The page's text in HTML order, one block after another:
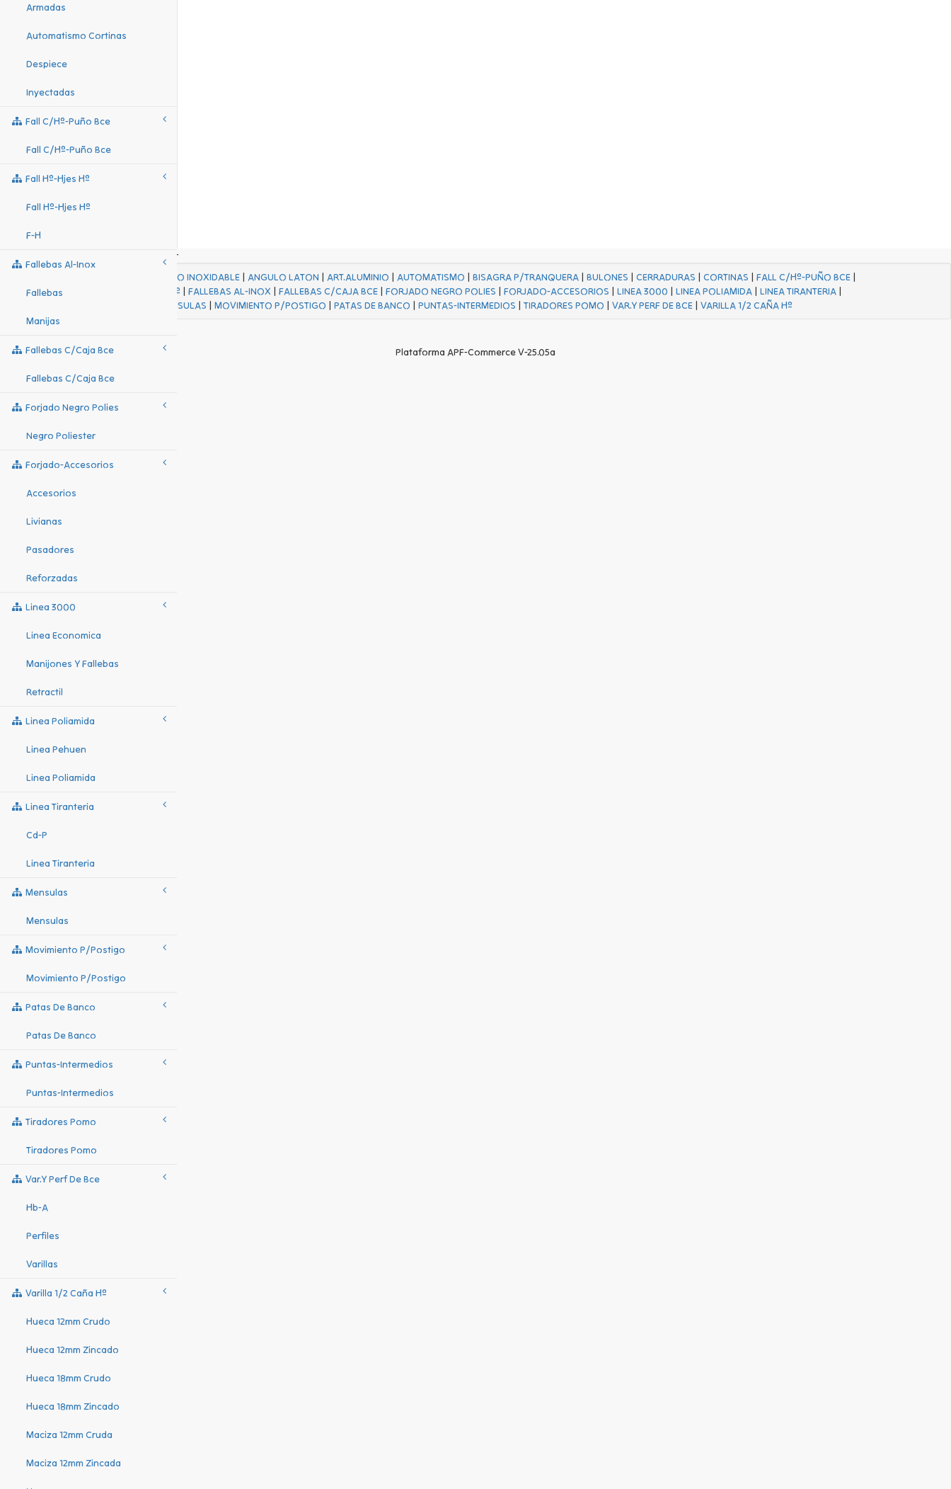
Armadas
Automatismo Cortinas
Despiece
Inyectadas
Fall C/hº-Puño Bce
Fall C/hº-Puño Bce
Fall Hº-Hjes Hº
Fall Hº-Hjes Hº
F-H
Fallebas Al-Inox
Fallebas
Manijas
Fallebas C/caja Bce
Fallebas C/caja Bce
Forjado Negro Polies
Negro Poliester
Forjado-Accesorios
Accesorios
Livianas
Pasadores
Reforzadas
Linea 3000
Linea Economica
Manijones Y Fallebas
Retractil
Linea Poliamida
Linea Pehuen
Linea Poliamida
Linea Tiranteria
Cd-P
Linea Tiranteria
Mensulas
Mensulas
Movimiento P/postigo
Movimiento P/postigo
Patas De Banco
Patas De Banco
Puntas-Intermedios
Puntas-Intermedios
Tiradores Pomo
Tiradores Pomo
Var.y Perf De Bce
Hb-A
Perfiles
Varillas
Varilla 1/2 Caña Hº
Hueca 12mm Crudo
Hueca 12mm Zincado
Hueca 18mm Crudo
Hueca 18mm Zincado
Maciza 12mm Cruda
Maciza 12mm Zincada
ACERO INOXIDABLE| ANGULO LATON | ART.ALUMINIO | AUTOMATISMO | BISAGRA P/TRANQUERA| BULONES | CERRADURAS | CORTINAS | FALL C/Hº-PUÑO BCE|
FALL Hº-HJES Hº |FALLEBAS AL-INOX |FALLEBAS C/CAJA BCE |FORJADO NEGRO POLIES |FORJADO-ACCESORIOS |LINEA 3000 |LINEA POLIAMIDA |LINEA TIRANTERIA |
MENSULAS | MOVIMIENTO P/POSTIGO | PATAS DE BANCO | PUNTAS-INTERMEDIOS | TIRADORES POMO | VAR.Y PERF DE BCE| VARILLA 1/2 CAÑA Hº
Plataforma APF-Commerce V-25.05a